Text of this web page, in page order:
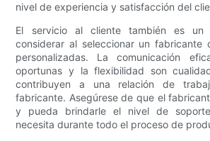
nivel de experiencia y satisfacción del
El servicio al cliente también es un
considerar al seleccionar un fabricante
personalizadas. La comunicación
oportunas y la flexibilidad son
contribuyen a una relación de
fabricante. Asegúrese de que el
y pueda brindarle el nivel de
necesita durante todo el proceso de